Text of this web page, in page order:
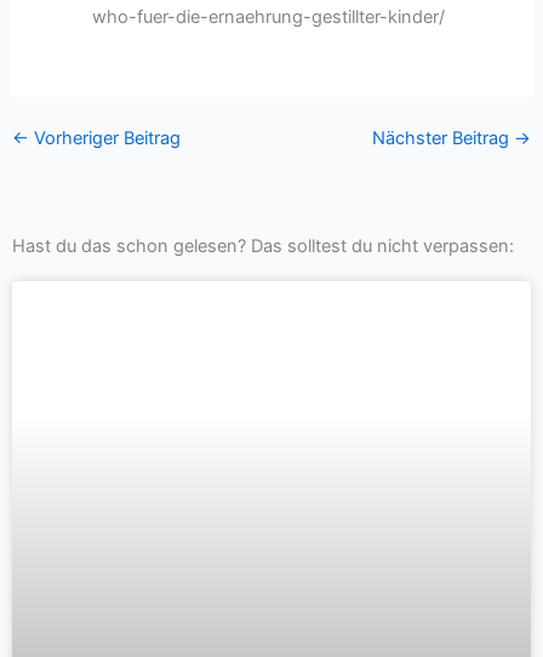
who-fuer-die-ernaehrung-gestillter-kinder/
← Vorheriger Beitrag Nächster Beitrag →
Hast du das schon gelesen? Das solltest du nicht verpassen: